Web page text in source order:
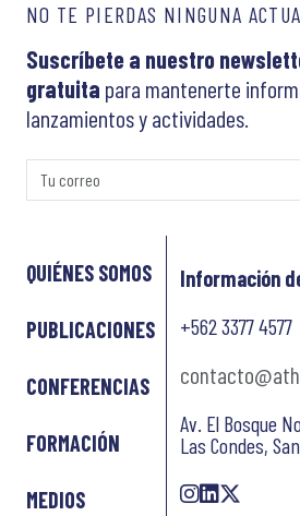
NO TE PIERDAS NINGUNA
Suscríbete a nuestro
gratuita para mantenerte
lanzamientos y actividades.
QUIÉNES SOMOS
PUBLICACIONES
CONFERENCIAS
FORMACIÓN
MEDIOS
Información
+562 3377 4577
Av. El Bosque
Las Condes,